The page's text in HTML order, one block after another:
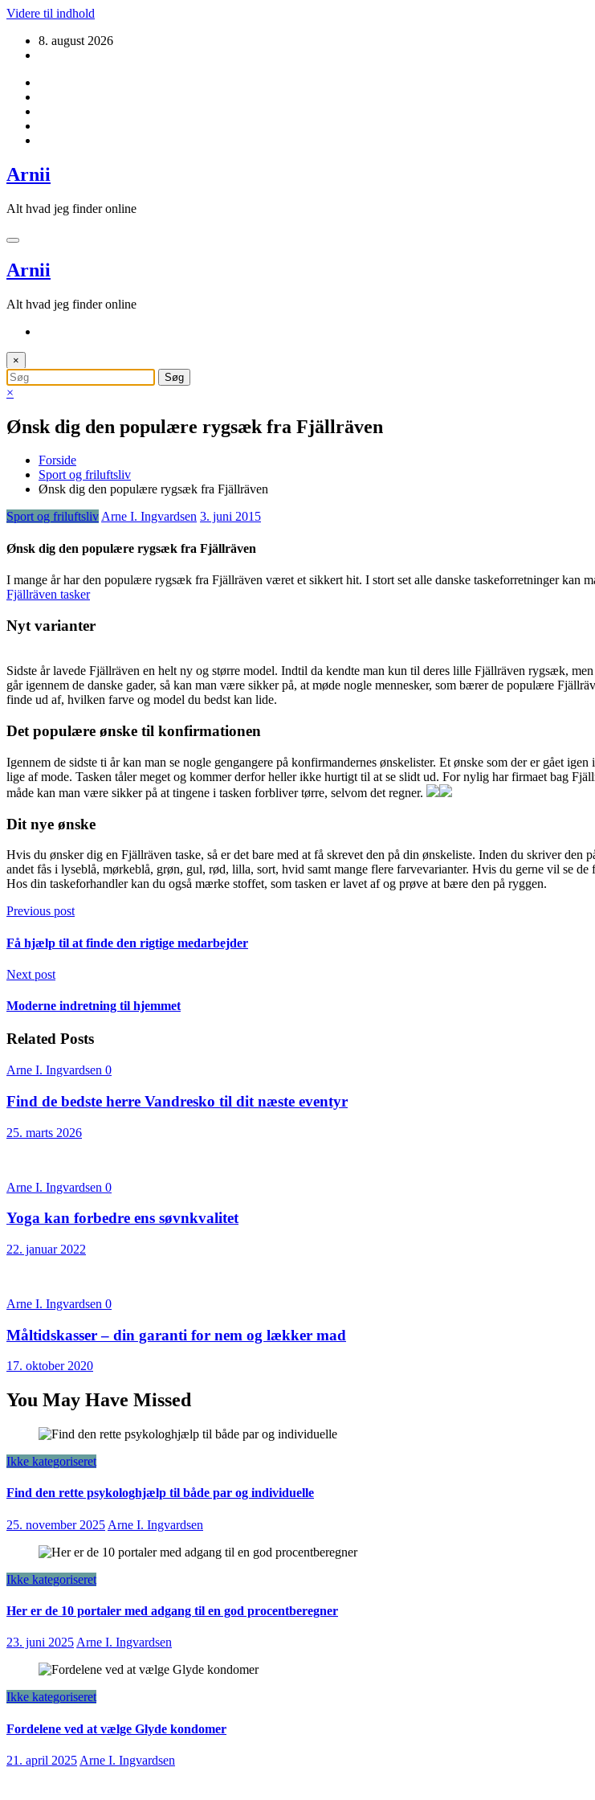
Videre til indhold
8. august 2026
Arnii
Alt hvad jeg finder online
Arnii
Alt hvad jeg finder online
×
×
Ønsk dig den populære rygsæk fra Fjällräven
Forside
Sport og friluftsliv
Ønsk dig den populære rygsæk fra Fjällräven
Sport og friluftslivArne I. Ingvardsen 3. juni 2015
Ønsk dig den populære rygsæk fra Fjällräven
I mange år har den populære rygsæk fra Fjällräven været et sikkert hit. I stort set alle danske taskeforretninger kan
Fjällräven tasker
Nyt varianter
Sidste år lavede Fjällräven en helt ny og større model. Indtil da kendte man kun til deres lille Fjällräven rygsæk,
går igennem de danske gader, så kan man være sikker på, at møde nogle mennesker, som bærer de populære
finde ud af, hvilken farve og model du bedst kan lide.
Det populære ønske til konfirmationen
Igennem de sidste ti år kan man se nogle gengangere på konfirmandernes ønskelister. Et ønske som der er gået
lige af mode. Tasken tåler meget og kommer derfor heller ikke hurtigt til at se slidt ud. For nylig har firmaet bag
måde kan man være sikker på at tingene i tasken forbliver tørre, selvom det regner.
Dit nye ønske
Hvis du ønsker dig en Fjällräven taske, så er det bare med at få skrevet den på din ønskeliste. Inden du skriver
andet fås i lyseblå, mørkeblå, grøn, gul, rød, lilla, sort, hvid samt mange flere farvevarianter. Hvis du gerne vil se
Hos din taskeforhandler kan du også mærke stoffet, som tasken er lavet af og prøve at bære den på ryggen.
Previous post
Få hjælp til at finde den rigtige medarbejder
Next post
Moderne indretning til hjemmet
Related Posts
Arne I. Ingvardsen 0
Find de bedste herre Vandresko til dit næste eventyr
25. marts 2026
Arne I. Ingvardsen 0
Yoga kan forbedre ens søvnkvalitet
22. januar 2022
Arne I. Ingvardsen 0
Måltidskasser – din garanti for nem og lækker mad
17. oktober 2020
You May Have Missed
Ikke kategoriseret
Find den rette psykologhjælp til både par og individuelle
25. november 2025 Arne I. Ingvardsen
Ikke kategoriseret
Her er de 10 portaler med adgang til en god procentberegner
23. juni 2025 Arne I. Ingvardsen
Ikke kategoriseret
Fordelene ved at vælge Glyde kondomer
21. april 2025 Arne I. Ingvardsen